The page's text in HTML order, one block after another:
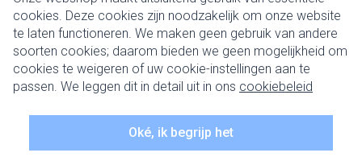
cookies. Deze cookies zijn noodzakelijk om onze website
te laten functioneren. We maken geen gebruik van andere
soorten cookies; daarom bieden we geen mogelijkheid om
cookies te weigeren of uw cookie-instellingen aan te
passen. We leggen dit in detail uit in ons cookiebeleid
Oké, ik begrijp het
Juridische links